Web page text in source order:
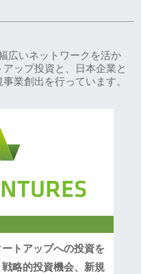
広いネットワークを活か
ップ投資と、日本企業と
業創出を行っています。
トアップへの投資を
略的投資機会、新規